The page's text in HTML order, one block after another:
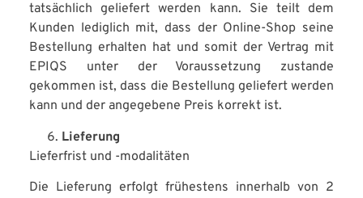
tatsächlich geliefert werden kann. Sie teilt dem
Kunden lediglich mit, dass der Online-Shop seine
Bestellung erhalten hat und somit der Vertrag mit
EPIQS unter der Voraussetzung zustande
gekommen ist, dass die Bestellung geliefert werden
kann und der angegebene Preis korrekt ist.
Lieferung
Lieferfrist und -modalitäten
Die Lieferung erfolgt frühestens innerhalb von 2